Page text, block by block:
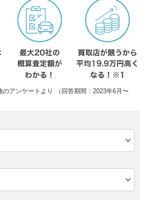
アンケートより （回答期間：2023年6月〜